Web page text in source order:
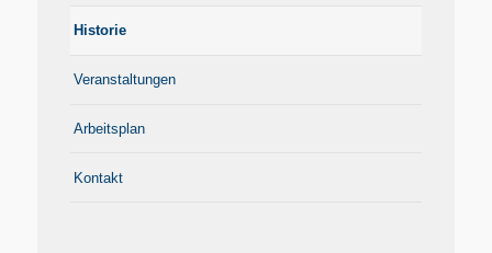
Historie
Veranstaltungen
Arbeitsplan
Kontakt